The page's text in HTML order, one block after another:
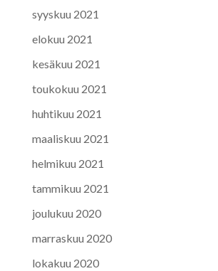
syyskuu 2021
elokuu 2021
kesäkuu 2021
toukokuu 2021
huhtikuu 2021
maaliskuu 2021
helmikuu 2021
tammikuu 2021
joulukuu 2020
marraskuu 2020
lokakuu 2020